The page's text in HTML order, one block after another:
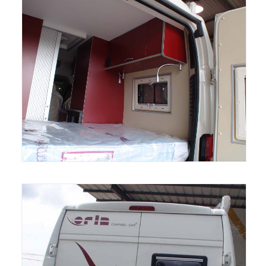
Modelos
Empresa
Produtos
Contactos
Search